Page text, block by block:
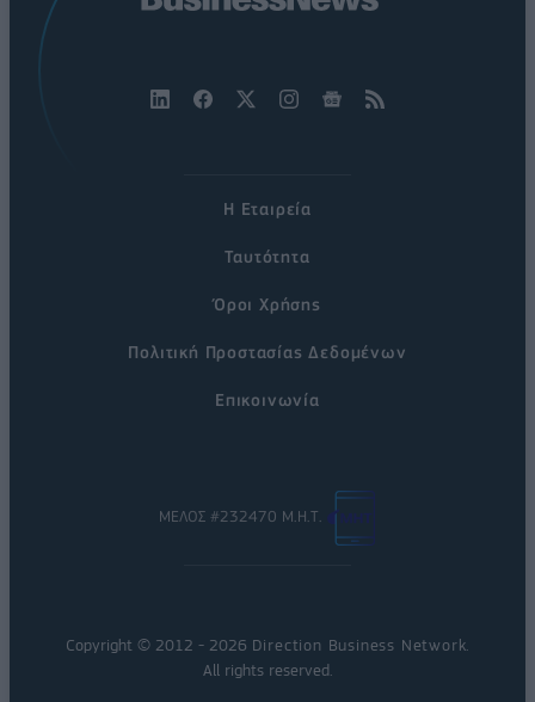
Η Εταιρεία
Ταυτότητα
Όροι Χρήσης
Πολιτική Προστασίας Δεδομένων
Επικοινωνία
ΜΕΛΟΣ #232470 Μ.Η.Τ.
Copyright © 2012 - 2026 Direction Business Network
All rights reserved.